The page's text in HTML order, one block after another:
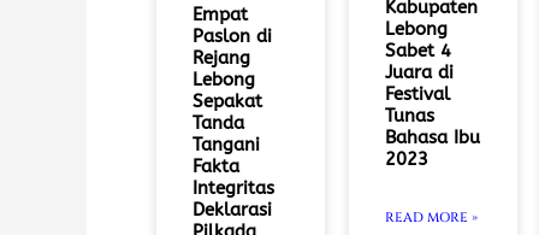
Empat
Paslon di
Rejang
Lebong
Sepakat
Tanda
Tangani
Fakta
Integritas
Deklarasi
Kabupaten
Lebong
Sabet 4
Juara di
Festival
Tunas
Bahasa Ibu
2023
READ MORE »